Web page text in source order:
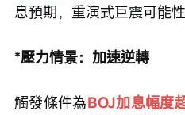
息預期，重演式巨震可能
*壓力情景：加速逆轉
觸發條件為BOJ加息幅度